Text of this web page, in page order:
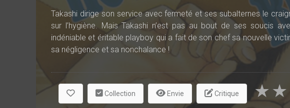
Takashi dirige son service avec fermeté et ses subalternes le
sur l’hygiène. Mais Takashi n’est pas au bout de ses soucis
indéniable et éritable playboy qui a fait de son chef sa nouvelle
sa négligence et sa nonchalance !
Collection Envie Critique ★
★